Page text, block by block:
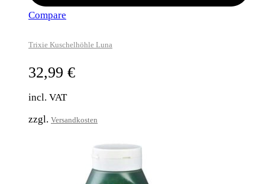
Compare
Trixie Kuschelhöhle Luna
32,99 €
incl. VAT
zzgl. Versandkosten